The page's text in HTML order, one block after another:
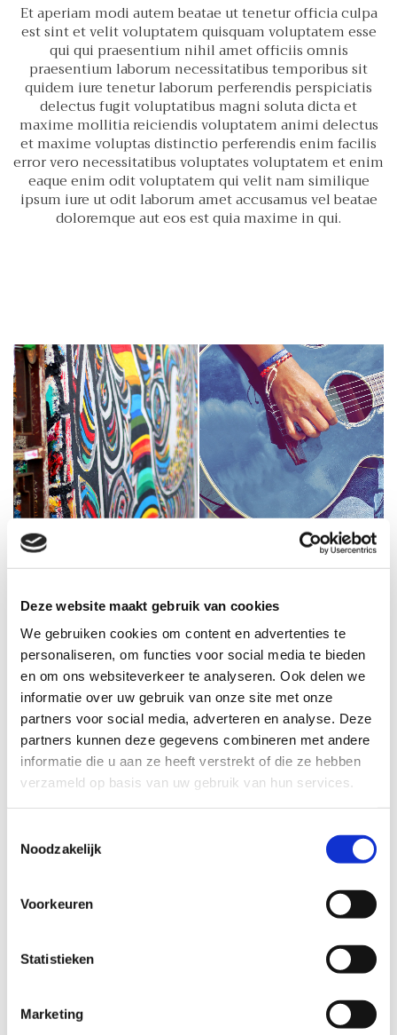
Deze website maakt gebruik van cookies
We gebruiken cookies om content en advertenties te
personaliseren, om functies voor social media te bieden
en om ons websiteverkeer te analyseren. Ook delen we
informatie over uw gebruik van onze site met onze
partners voor social media, adverteren en analyse. Deze
partners kunnen deze gegevens combineren met andere
informatie die u aan ze heeft verstrekt of die ze hebben
verzameld op basis van uw gebruik van hun services.
Noodzakelijk
Voorkeuren
Statistieken
Marketing
Et aperiam modi autem beatae ut tenetur officia culpa
est sint et velit voluptatem quisquam voluptatem esse
qui qui praesentium nihil amet officiis omnis
praesentium laborum necessitatibus temporibus sit
quidem iure tenetur laborum perferendis perspiciatis
delectus fugit voluptatibus magni soluta dicta et
maxime mollitia reiciendis voluptatem animi delectus
et maxime voluptas distinctio perferendis enim facilis
error vero necessitatibus voluptates voluptatem et enim
eaque enim odit voluptatem qui velit nam similique
ipsum iure ut odit laborum amet accusamus vel beatae
doloremque aut eos est quia maxime in qui.